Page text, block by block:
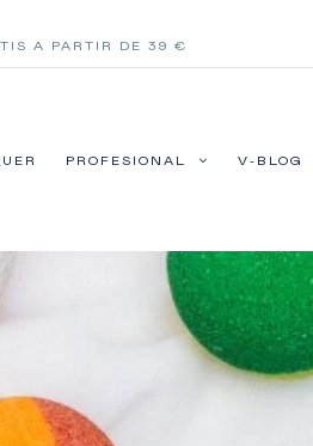
A PARTIR DE 39 €
PROFESIONAL V-BLOG